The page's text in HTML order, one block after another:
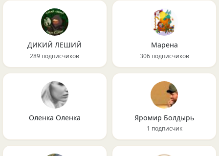
ДИКИЙ ЛЕШИЙ
289 подписчиков
Марена
306 подписчиков
Оленка Оленка Яромир Болдырь
1 подписчик